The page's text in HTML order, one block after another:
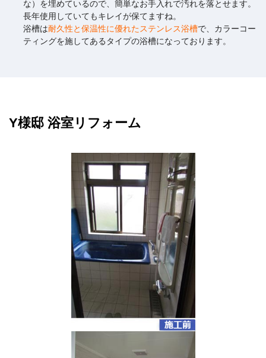
な）を埋めているので、簡単なお手入れで汚れを落とせます。
長年使用していてもキレイが保てますね。
浴槽は耐久性と保温性に優れたステンレス浴槽で、カラーコー
ティングを施してあるタイプの浴槽になっております。
Y様邸 浴室リフォーム